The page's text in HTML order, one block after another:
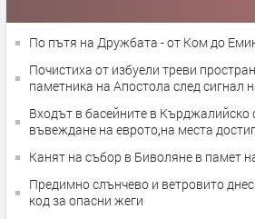
По пътя на Дружбата - от Ком до
Почистиха от избуели треви
паметника на Апостола след сигнал
Входът в басейните в Кърджалийско
въвеждане на еврото,на места
Канят на събор в Биволяне в памет
Предимно слънчево и ветровито
код за опасни жеги